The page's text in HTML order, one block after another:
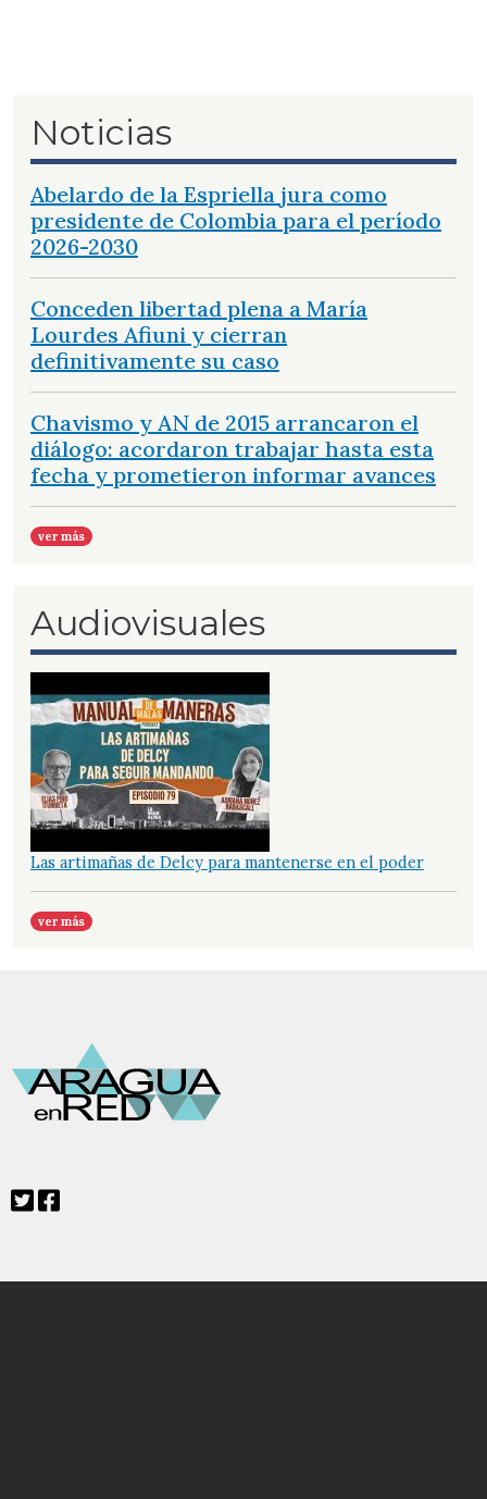
Noticias
Abelardo de la Espriella jura como
presidente de Colombia para el período
2026-2030
Conceden libertad plena a María
Lourdes Afiuni y cierran
definitivamente su caso
Chavismo y AN de 2015 arrancaron el
diálogo: acordaron trabajar hasta esta
fecha y prometieron informar avances
ver más
Audiovisuales
Las artimañas de Delcy para mantenerse en el poder
ver más